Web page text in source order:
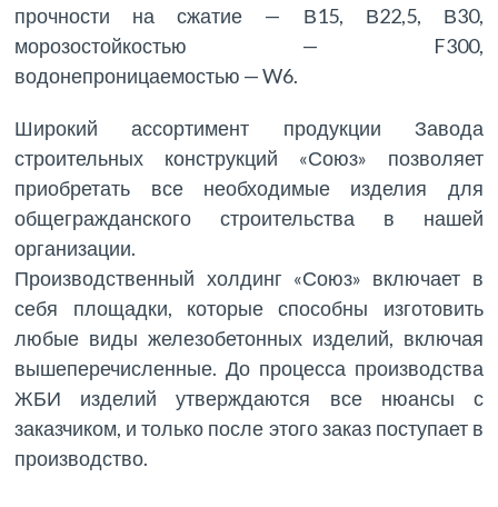
прочности на сжатие — В15, В22,5, В30,
морозостойкостью — F300,
водонепроницаемостью — W6.
Широкий ассортимент продукции Завода
строительных конструкций «Союз» позволяет
приобретать все необходимые изделия для
общегражданского строительства в нашей
организации.
Производственный холдинг «Союз» включает в
себя площадки, которые способны изготовить
любые виды железобетонных изделий, включая
вышеперечисленные. До процесса производства
ЖБИ изделий утверждаются все нюансы с
заказчиком, и только после этого заказ поступает в
производство.